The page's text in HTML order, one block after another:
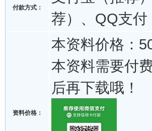
付款方式：
荐）、QQ支付
资料价格：
本资料价格：
本资料需要付
后再下载哦！